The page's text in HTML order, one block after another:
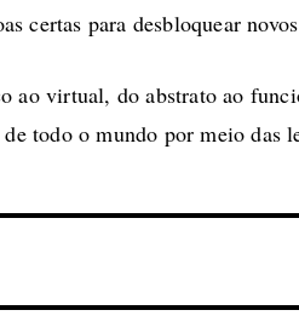
certas para desbloquear
virtual, do abstrato ao
todo o mundo por meio das